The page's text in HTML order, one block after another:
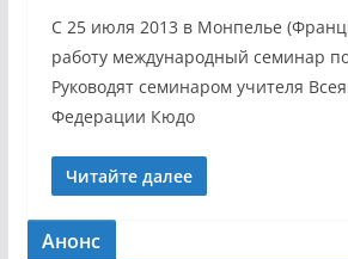
C 25 июля 2013 в Монпелье
работу международный семинар
Руководят семинаром учителя
Федерации Кюдо
Читайте далее
Анонс